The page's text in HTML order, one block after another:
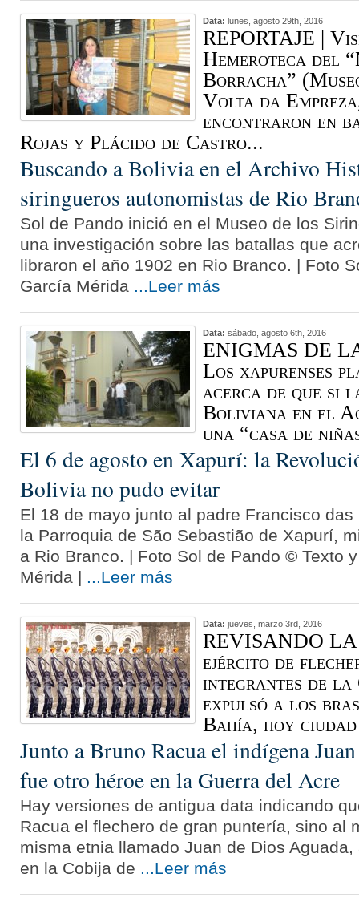
Data: lunes, agosto 29th, 2016
REPORTAJE |
Hemeroteca del
Borracha”
Volta da
encontraron en
Rojas y Plácido de Castro...
Buscando a Bolivia en el Archivo
siringueros autonomistas de Rio
Sol de Pando inició en el Museo de los
una investigación sobre las batallas que
libraron el año 1902 en Rio Branco. | Foto
García Mérida ...Leer más
Data: sábado, agosto 6th, 2016
ENIGMAS DE
Los xapurenses
acerca de que si
Boliviana en el
una “casa de
El 6 de agosto en Xapurí: la
Bolivia no pudo evitar
El 18 de mayo junto al padre Francisco
la Parroquia de São Sebastião de Xapurí,
a Rio Branco. | Foto Sol de Pando © Texto
Mérida | ...Leer más
Data: jueves, marzo 3rd, 2016
REVISANDO
ejército de
integrantes de la
expulsó a los
Bahía, hoy
Junto a Bruno Racua el indígena
fue otro héroe en la Guerra del Acre
Hay versiones de antigua data indicando
Racua el flechero de gran puntería, sino al
misma etnia llamado Juan de Dios
en la Cobija de ...Leer más